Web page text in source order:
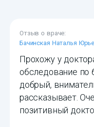
Отзыв о враче:
Бачинская Наталья
Прохожу у
обследование по
добрый,
рассказывает.
позитивный